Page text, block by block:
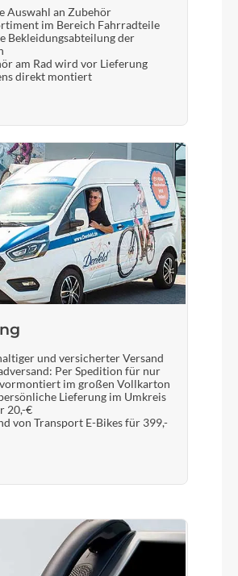
Routing, 31.6mm
Auswahl an Zubehör
im Bereich Fahrradteile
Bekleidungsabteilung der
am Rad wird vor Lieferung
direkt montiert
und versicherter Versand
Per Spedition für nur
im großen Vollkarton
Lieferung im Umkreis
20,-€
von Transport E-Bikes für 399,-